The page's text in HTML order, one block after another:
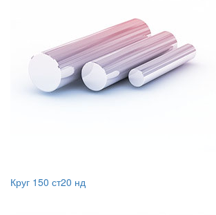
Круг 150 ст20 нд